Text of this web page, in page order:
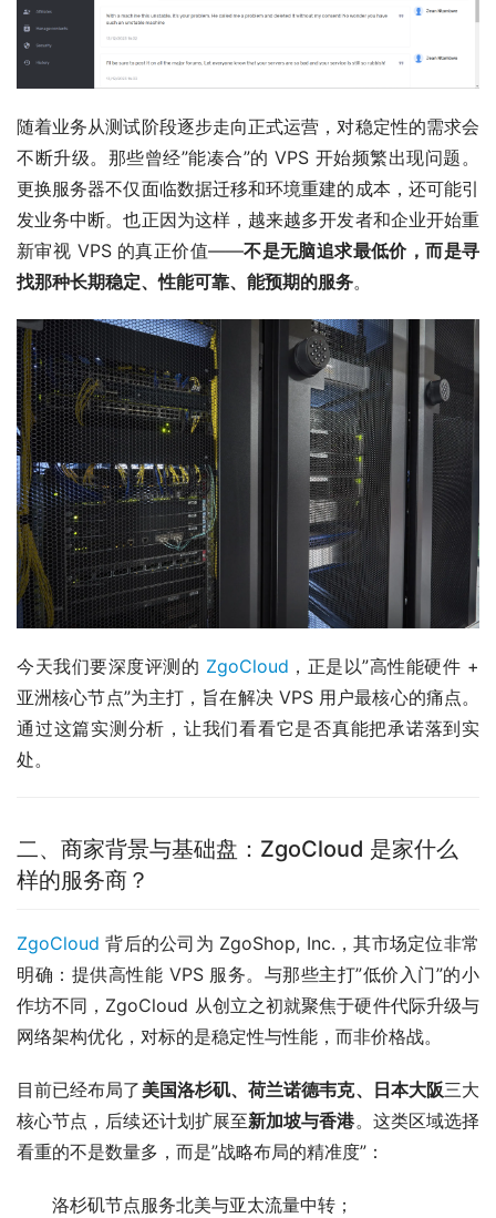
随着业务从测试阶段逐步走向正式运营，对稳定性的需求会
不断升级。那些曾经”能凑合”的 VPS 开始频繁出现问题。
更换服务器不仅面临数据迁移和环境重建的成本，还可能引
发业务中断。也正因为这样，越来越多开发者和企业开始重
新审视 VPS 的真正价值——不是无脑追求最低价，而是寻
找那种长期稳定、性能可靠、能预期的服务。
今天我们要深度评测的 ZgoCloud ，正是以”高性能硬件 +
亚洲核心节点”为主打，旨在解决 VPS 用户最核心的痛点。
通过这篇实测分析，让我们看看它是否真能把承诺落到实
处。
二、商家背景与基础盘：ZgoCloud 是家什么
样的服务商？
ZgoCloud 背后的公司为 ZgoShop, Inc.，其市场定位非常
明确：提供高性能 VPS 服务。与那些主打”低价入门”的小
作坊不同，ZgoCloud 从创立之初就聚焦于硬件代际升级与
网络架构优化，对标的是稳定性与性能，而非价格战。
目前已经布局了 美国洛杉矶、荷兰诺德韦克、日本大阪三大
核心节点，后续还计划扩展至新加坡与香港。这类区域选择
看重的不是数量多，而是”战略布局的精准度”：
洛杉矶节点服务北美与亚太流量中转；